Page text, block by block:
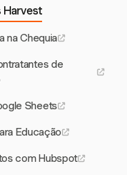
Harvest
na Chequia
de
Sheets
Educação
com Hubspot